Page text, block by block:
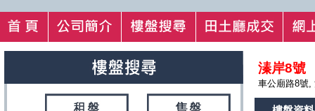
溱岸8號
車公廟路8號,